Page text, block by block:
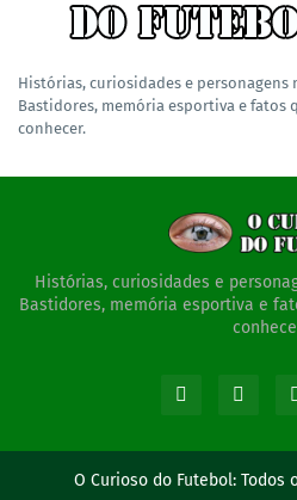
Histórias, curiosidades e personagens
Bastidores, memória esportiva e fatos
conhecer.
Histórias, curiosidades e
Bastidores, memória esportiva e
O Curioso do Futebol: Todos